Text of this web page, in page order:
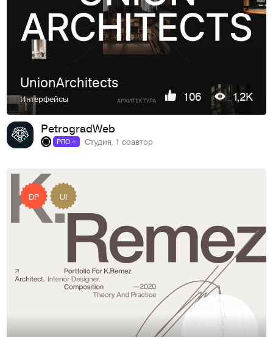
UnionArchitects
Интерфейсы 106 1,2K
PetrogradWeb
PRO + Студия, 1 соавтор
DP UI